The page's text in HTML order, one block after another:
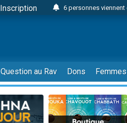
Inscription
6 personnes
2 personnes
17 personnes
4 personnes
Il reste 49 places
23 personnes
Eva vient de donner
Question au Rav Dons Femmes